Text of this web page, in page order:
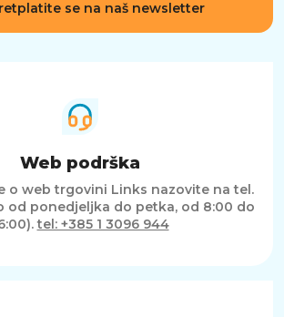
se na naš newsletter
Web podrška
o web trgovini Links nazovite na tel.
od ponedjeljka do petka, od 8:00 do
tel: +385 1 3096 944